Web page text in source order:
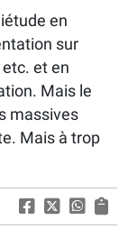
en
sur
et en
Mais le
massives
Mais à trop